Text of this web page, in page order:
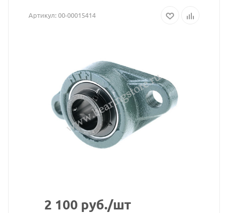
D1
узел
NTN
взят
https://
по
Артикул:00-00015414
2 100 руб./шт